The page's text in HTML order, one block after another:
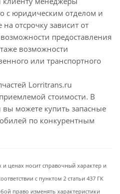
с юридическим отделом и
отсрочку зависит от
предоставления
возможности
или транспортного
Lorritrans.ru
стоимости. В
вы можете купить запасные
по конкурентным
ценах носит справочный характер и
с пунктом 2 статьи 437 ГК
право изменять характеристики